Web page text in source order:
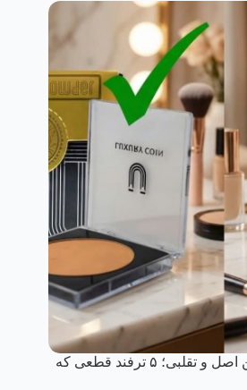
تشخیص پنکک لاکچری کوین اصل و تقلبی؛ ۵ ترفند قطعی که